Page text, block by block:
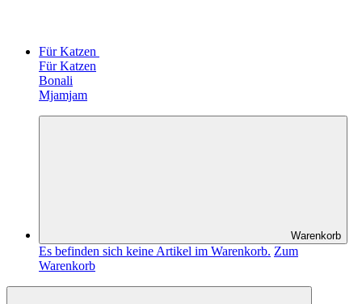
Für Katzen
Für Katzen
Bonali
Mjamjam
Warenkorb
Es befinden sich keine Artikel im Warenkorb. Zum
Warenkorb